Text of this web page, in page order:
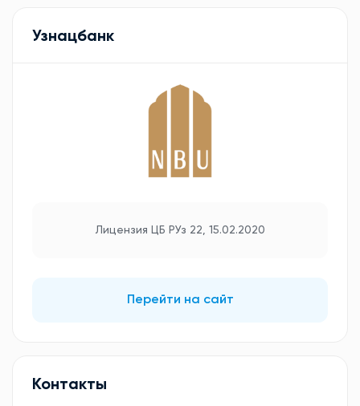
Узнацбанк
Лицензия ЦБ РУз 22, 15.02.2020
Перейти на сайт
Контакты